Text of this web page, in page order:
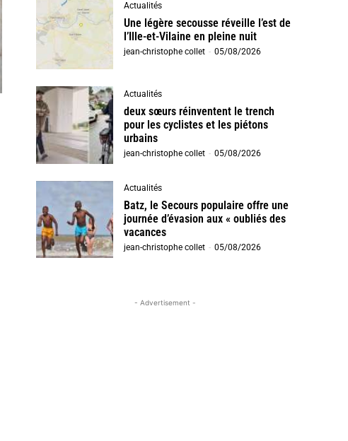
Actualités
Une légère secousse réveille l’est de
l’Ille-et-Vilaine en pleine nuit
jean-christophe collet - 05/08/2026
Actualités
deux sœurs réinventent le trench
pour les cyclistes et les piétons
urbains
jean-christophe collet - 05/08/2026
Actualités
Batz, le Secours populaire offre une
journée d’évasion aux « oubliés des
vacances
jean-christophe collet - 05/08/2026
- Advertisement -